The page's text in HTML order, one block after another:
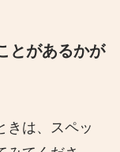
とがあるかが
きは、スペッ